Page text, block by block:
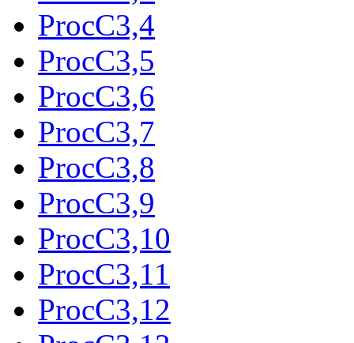
ProcC3,4
ProcC3,5
ProcC3,6
ProcC3,7
ProcC3,8
ProcC3,9
ProcC3,10
ProcC3,11
ProcC3,12